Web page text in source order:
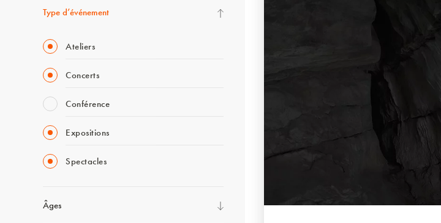
Type d’événement
Ateliers
Concerts
Conférence
Expositions
Spectacles
Âges